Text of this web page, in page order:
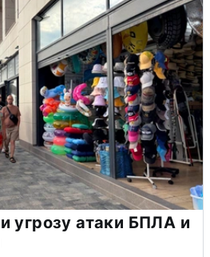
угрозу атаки БПЛА и